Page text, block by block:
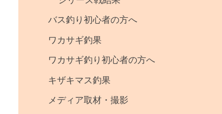
バス釣り初心者の方へ
ワカサギ釣果
ワカサギ釣り初心者の方へ
キザキマス釣果
メディア取材・撮影